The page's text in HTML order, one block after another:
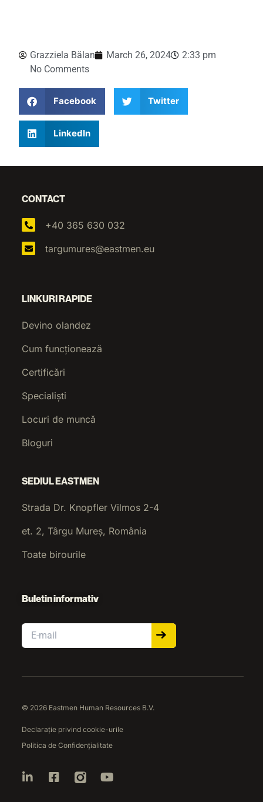
Grazziela Bălan March 26, 2024
2:33 pm
No Comments
Facebook Twitter
LinkedIn
CONTACT
+40 365 630 032
targumures@eastmen.eu
LINKURI RAPIDE
Devino olandez
Cum funcționează
Certificări
Specialiști
Locuri de muncă
Bloguri
SEDIUL EASTMEN
Strada Dr. Knopfler Vilmos 2-4
et. 2, Târgu Mureș, România
Toate birourile
Buletin informativ
Email
© 2026 Eastmen Human Resources B.V.
Declarație privind cookie-urile
Politica de Confidențialitate